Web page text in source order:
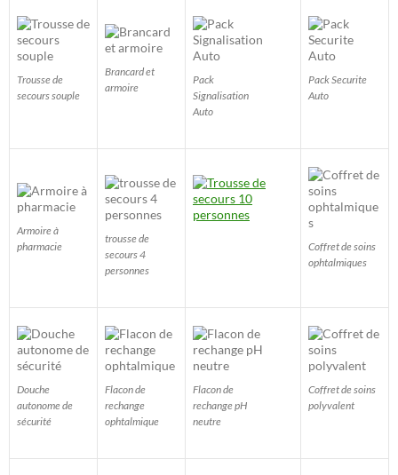
Trousse de
secours souple
Brancard et
armoire
Pack
Signalisation
Auto
Pack Securite
Auto
Armoire à
pharmacie
trousse de
secours 4
personnes
Coffret de soins
ophtalmiques
Douche
autonome de
sécurité
Flacon de
rechange
ophtalmique
Flacon de
rechange pH
neutre
Coffret de soins
polyvalent